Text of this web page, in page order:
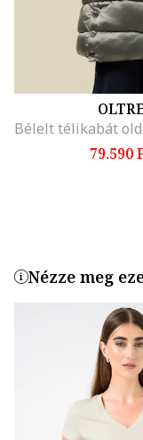
79.590
Nézze meg